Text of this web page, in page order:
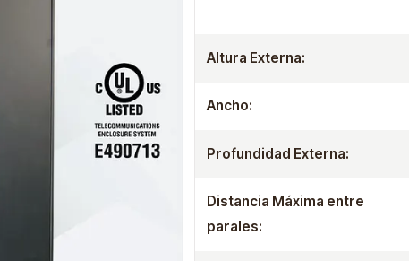
Altura Externa:
Ancho:
Profundidad Externa:
Distancia Máxima entre
parales: